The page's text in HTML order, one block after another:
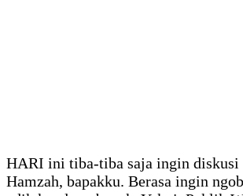
HARI ini tiba-tiba saja ingin diskusi
Hamzah, bapakku. Berasa ingin